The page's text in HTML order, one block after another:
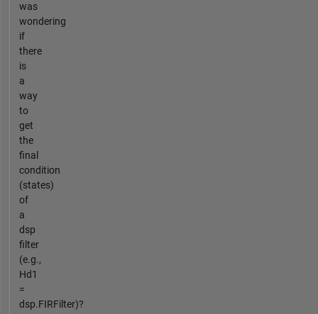
was
wondering
if
there
is
a
way
to
get
the
final
condition
(states)
of
a
dsp
filter
(e.g.,
Hd1
=
dsp.FIRFilter)?